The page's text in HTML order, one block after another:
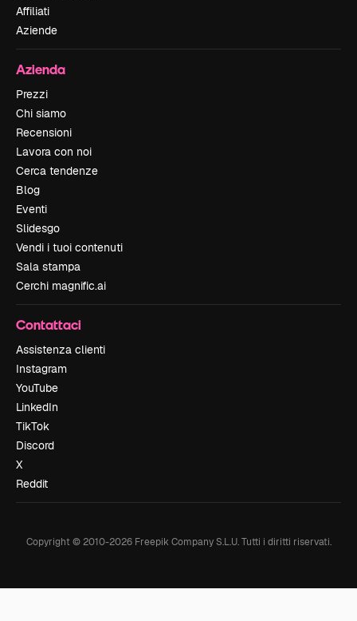
Affiliati
Aziende
Azienda
Prezzi
Chi siamo
Recensioni
Lavora con noi
Cerca tendenze
Blog
Eventi
Slidesgo
Vendi i tuoi contenuti
Sala stampa
Cerchi magnific.ai
Contattaci
Assistenza clienti
Instagram
YouTube
LinkedIn
TikTok
Discord
X
Reddit
Copyright © 2010-2026Freepik Company S.L.U. Tutti i diritti riservati.